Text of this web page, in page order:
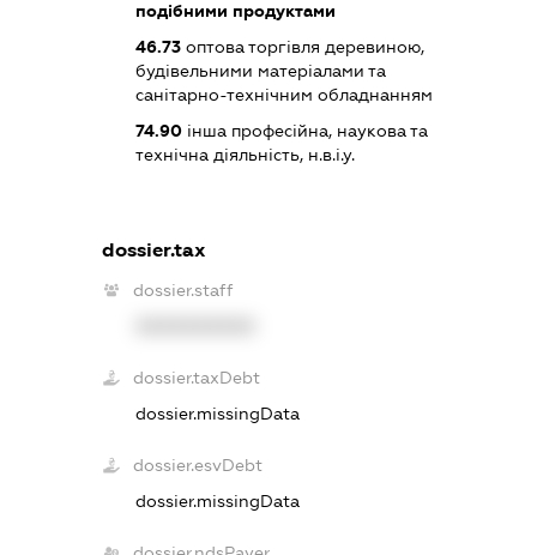
подібними продуктами
46.73 оптова торгівля деревиною,
будівельними матеріалами та
санітарно-технічним обладнанням
74.90 інша професійна, наукова та
технічна діяльність, н.в.і.у.
dossier.tax
dossier.staff
dossier.taxDebt
dossier.missingData
dossier.esvDebt
dossier.missingData